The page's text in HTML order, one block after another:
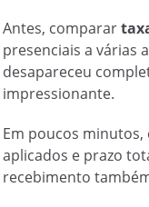
Antes, comparar
presenciais a várias
desapareceu
impressionante.
Em poucos minutos,
aplicados e prazo
recebimento